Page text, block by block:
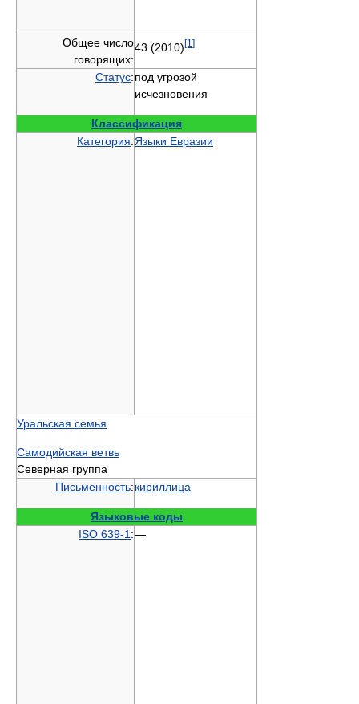
Общее число
говорящих:
43 (2010)[1]
Статус:под угрозой
исчезновения
Классификация
Категория:Языки Евразии
Уральская семья
Самодийская ветвь
Северная группа
Письменность:кириллица
Языковые коды
ISO 639-1 :—